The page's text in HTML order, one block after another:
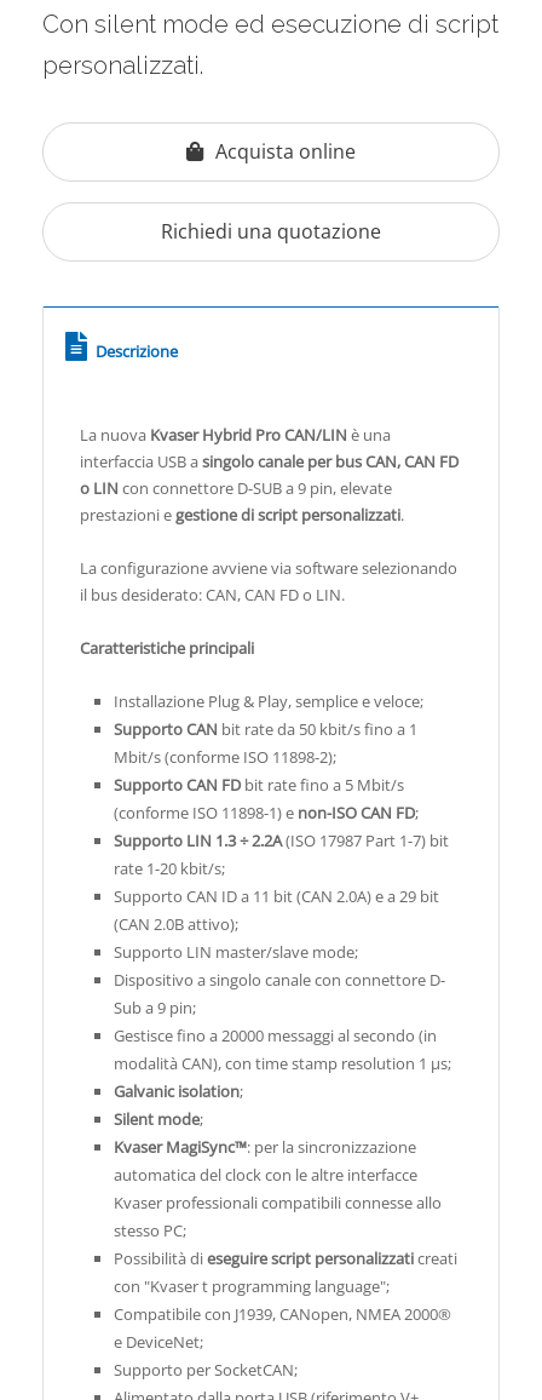
Con silent mode ed esecuzione di script
personalizzati.
Acquista online
Descrizione
La nuova Kvaser Hybrid Pro CAN/LIN è una
interfaccia USB asingolo canale per bus CAN, CAN FD
o LIN con connettore D-SUB a 9 pin, elevate
prestazioni egestione di script personalizzati.
La configurazione avviene via software selezionando
il bus desiderato: CAN, CAN FD o LIN.
Caratteristiche principali
Installazione Plug & Play, semplice e veloce;
Supporto CAN bit rate da 50 kbit/s fino a 1
Mbit/s (conforme ISO 11898-2);
Supporto CAN FD bit rate fino a 5 Mbit/s
(conforme ISO 11898-1) e non-ISO CAN FD;
Supporto LIN 1.3 ÷ 2.2A(ISO 17987 Part 1-7) bit
rate 1-20 kbit/s;
Supporto CAN ID a 11 bit (CAN 2.0A) e a 29 bit
(CAN 2.0B attivo);
Supporto LIN master/slave mode;
Dispositivo a singolo canale con connettore D-
Sub a 9 pin;
Gestisce fino a 20000 messaggi al secondo (in
modalità CAN), con time stamp resolution 1 µs;
Galvanic isolation;
Silent mode;
Kvaser MagiSync™: per la sincronizzazione
automatica del clock con le altre interfacce
Kvaser professionali compatibili connesse allo
stesso PC;
Possibilità dieseguire script personalizzaticreati
con "Kvaser t programming language";
Compatibile con J1939, CANopen, NMEA 2000®
e DeviceNet;
Supporto per SocketCAN;